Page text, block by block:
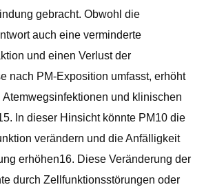
gebracht. Obwohl die
auch eine verminderte
und einen Verlust der
nach PM-Exposition umfasst, erhöht
und klinischen
In dieser Hinsicht könnte PM10 die
verändern und die Anfälligkeit
erhöhen16. Diese Veränderung der
durch Zellfunktionsstörungen oder